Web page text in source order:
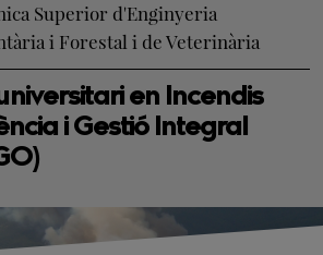
en Incendis
i Gestió Integral
Superior d'Enginyeria
i Forestal i de Veterinària